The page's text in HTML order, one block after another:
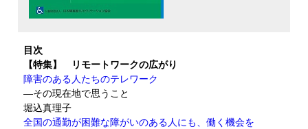
目次
【特集】 リモートワークの広がり
障害のある人たちのテレワーク
―その現在地で思うこと
堀込真理子
全国の通勤が困難な障がいのある人にも、働く機会を